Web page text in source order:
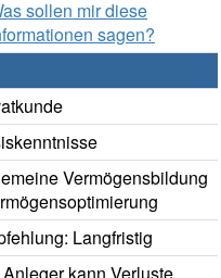
sollen mir diese
sagen?
Vermögensbildung
Langfristig